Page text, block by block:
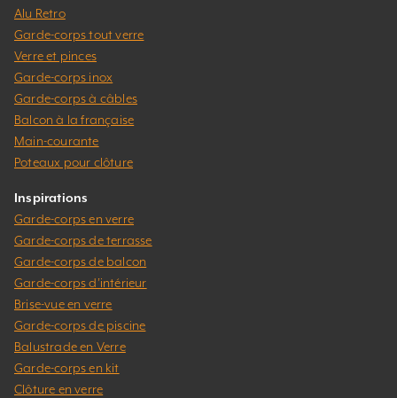
Alu Retro
Garde-corps tout verre
Verre et pinces
Garde-corps inox
Garde-corps à câbles
Balcon à la française
Main-courante
Poteaux pour clôture
Inspirations
Garde-corps en verre
Garde-corps de terrasse
Garde-corps de balcon
Garde-corps d’intérieur
Brise-vue en verre
Garde-corps de piscine
Balustrade en Verre
Garde-corps en kit
Clôture en verre